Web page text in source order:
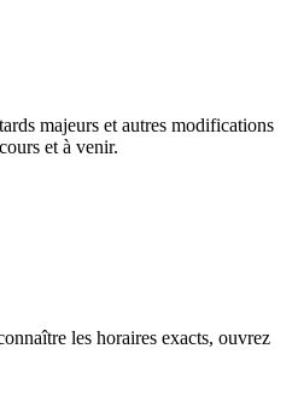
majeurs et autres modifications
et à venir.
les horaires exacts, ouvrez